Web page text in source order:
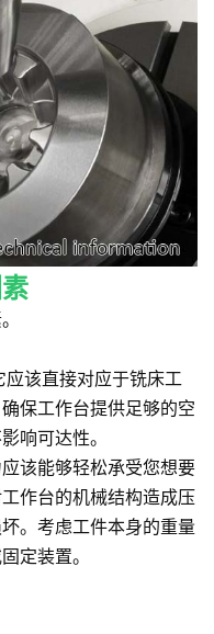
应该直接对应于铣床工
保工作台提供足够的空
响可达性。
该能够轻松承受您想要
作台的机械结构造成压
。考虑工件本身的重量
定装置。